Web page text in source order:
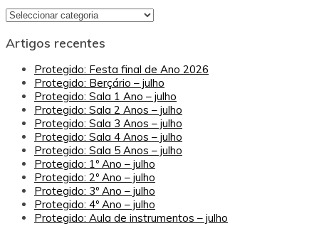
Arquivo
Artigos recentes
Protegido: Festa final de Ano 2026
Protegido: Berçário – julho
Protegido: Sala 1 Ano – julho
Protegido: Sala 2 Anos – julho
Protegido: Sala 3 Anos – julho
Protegido: Sala 4 Anos – julho
Protegido: Sala 5 Anos – julho
Protegido: 1º Ano – julho
Protegido: 2º Ano – julho
Protegido: 3º Ano – julho
Protegido: 4º Ano – julho
Protegido: Aula de instrumentos – julho